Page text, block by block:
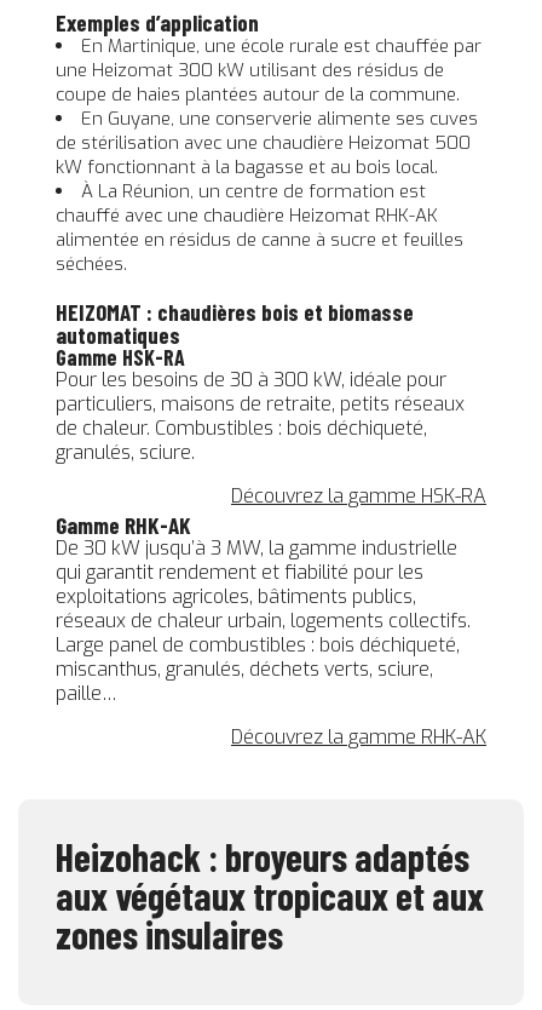
Exemples d’application
En Martinique, une école rurale est chauffée par
une Heizomat 300 kW utilisant des résidus de
coupe de haies plantées autour de la commune.
En Guyane, une conserverie alimente ses cuves
de stérilisation avec une chaudière Heizomat 500
kW fonctionnant à la bagasse et au bois local.
À La Réunion, un centre de formation est
chauffé avec une chaudière Heizomat RHK-AK
alimentée en résidus de canne à sucre et feuilles
séchées.
HEIZOMAT : chaudières bois et biomasse
automatiques
Gamme HSK-RA
Pour les besoins de 30 à 300 kW, idéale pour
particuliers, maisons de retraite, petits réseaux
de chaleur. Combustibles : bois déchiqueté,
granulés, sciure.
Découvrez la gamme HSK-RA
Gamme RHK-AK
De 30 kW jusqu’à 3 MW, la gamme industrielle
qui garantit rendement et fiabilité pour les
exploitations agricoles, bâtiments publics,
réseaux de chaleur urbain, logements collectifs.
Large panel de combustibles : bois déchiqueté,
miscanthus, granulés, déchets verts, sciure,
paille…
Découvrez la gamme RHK-AK
Heizohack : broyeurs adaptés
aux végétaux tropicaux et aux
zones insulaires